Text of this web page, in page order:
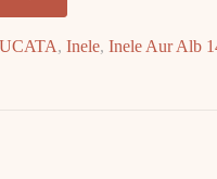
, Inele, Inele Aur Alb